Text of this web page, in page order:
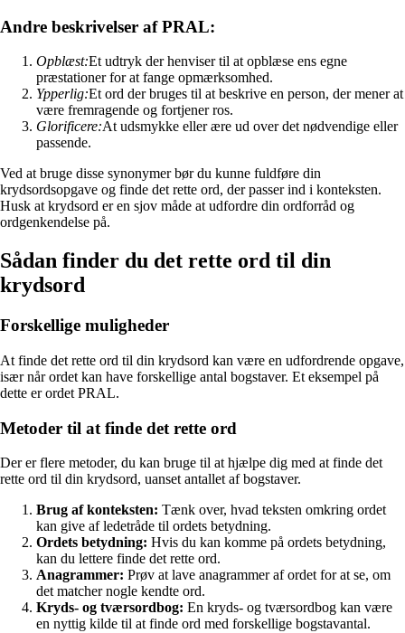
Andre beskrivelser af PRAL:
Opblæst:Et udtryk der henviser til at opblæse ens egne
præstationer for at fange opmærksomhed.
Ypperlig:Et ord der bruges til at beskrive en person, der mener at
være fremragende og fortjener ros.
Glorificere:At udsmykke eller ære ud over det nødvendige eller
passende.
Ved at bruge disse synonymer bør du kunne fuldføre din
krydsordsopgave og finde det rette ord, der passer ind i konteksten.
Husk at krydsord er en sjov måde at udfordre din ordforråd og
ordgenkendelse på.
Sådan finder du det rette ord til din
krydsord
Forskellige muligheder
At finde det rette ord til din krydsord kan være en udfordrende opgave,
især når ordet kan have forskellige antal bogstaver. Et eksempel på
dette er ordet PRAL.
Metoder til at finde det rette ord
Der er flere metoder, du kan bruge til at hjælpe dig med at finde det
rette ord til din krydsord, uanset antallet af bogstaver.
Brug af konteksten: Tænk over, hvad teksten omkring ordet
kan give af ledetråde til ordets betydning.
Ordets betydning: Hvis du kan komme på ordets betydning,
kan du lettere finde det rette ord.
Anagrammer: Prøv at lave anagrammer af ordet for at se, om
det matcher nogle kendte ord.
Kryds- og tværsordbog: En kryds- og tværsordbog kan være
en nyttig kilde til at finde ord med forskellige bogstavantal.